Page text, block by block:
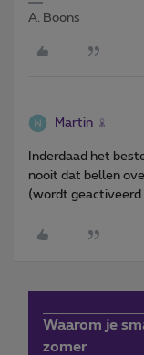
A. Boons
Martin
Inderdaad het
nooit dat bellen
(wordt
Waarom je
zomer